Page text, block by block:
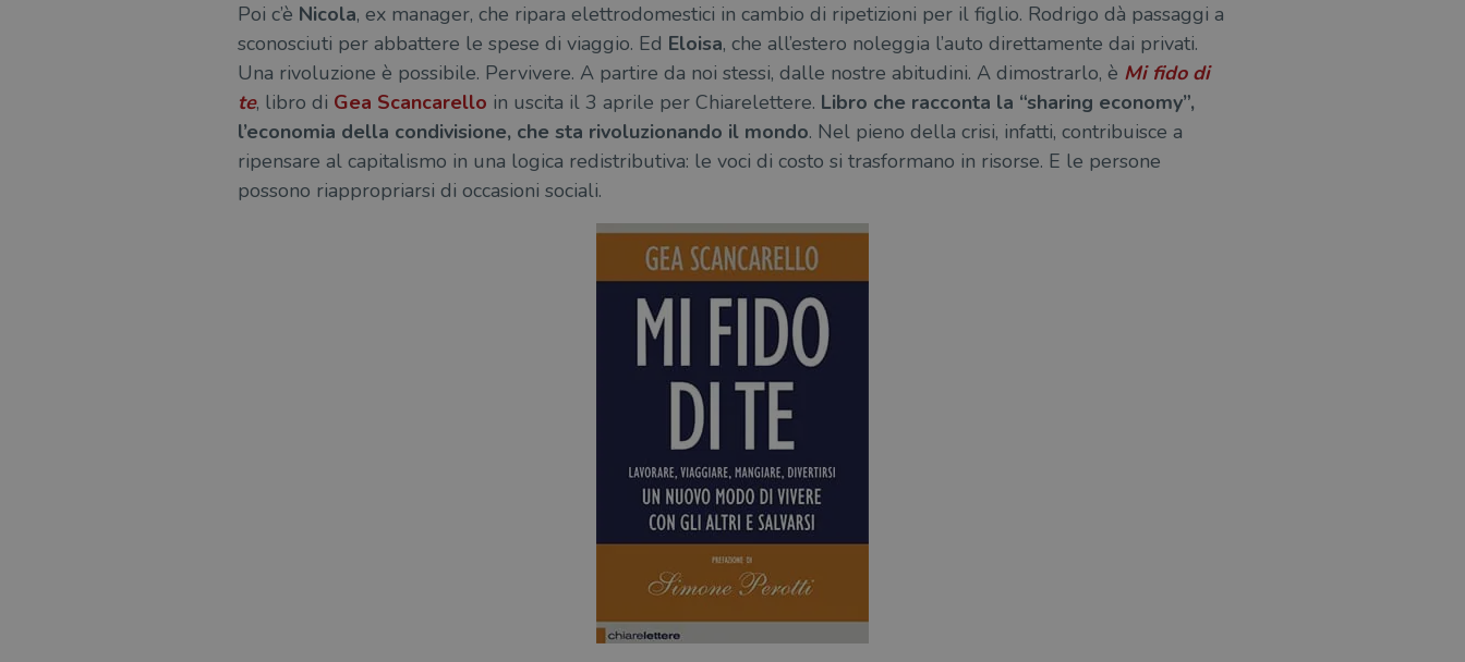
Poi c’è Nicola, ex manager, che ripara elettrodomestici in cambio di ripetizioni per il figlio. Rodrigo dà passaggi a
sconosciuti per abbattere le spese di viaggio. Ed Eloisa, che all’estero noleggia l’auto direttamente dai privati.
Una rivoluzione è possibile. Pervivere. A partire da noi stessi, dalle nostre abitudini. A dimostrarlo, è Mi fido di
te, libro di Gea Scancarello in uscita il 3 aprile per Chiarelettere. Libro che racconta la “sharing economy”,
l’economia della condivisione, che sta rivoluzionando il mondo. Nel pieno della crisi, infatti, contribuisce a
ripensare al capitalismo in una logica redistributiva: le voci di costo si trasformano in risorse. E le persone
possono riappropriarsi di occasioni sociali.